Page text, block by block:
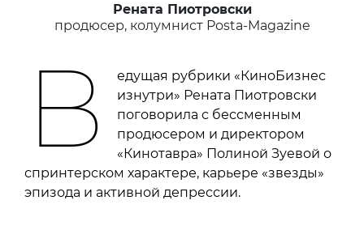
Рената Пиотровски
продюсер, колумнист Posta-Magazine
В
едущая рубрики «КиноБизнес
изнутри» Рената Пиотровски
поговорила с бессменным
продюсером и директором
«Кинотавра» Полиной Зуевой о
спринтерском характере, карьере «звезды»
эпизода и активной депрессии.